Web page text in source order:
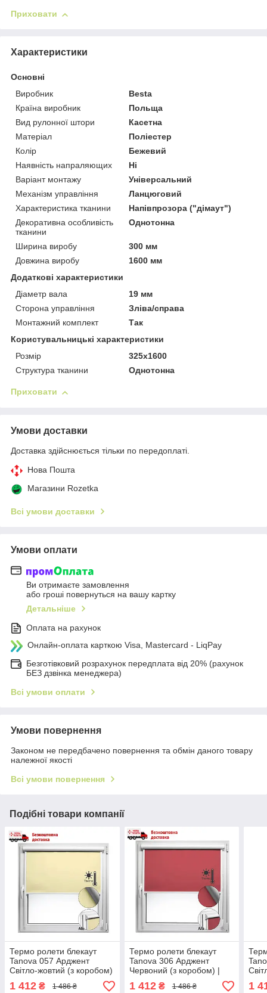
Приховати
Характеристики
Основні
Виробник
Besta
Країна виробник
Польща
Вид рулонної штори
Касетна
Матеріал
Поліестер
Колір
Бежевий
Наявність напраляющих
Ні
Варіант монтажу
Універсальний
Механізм управління
Ланцюговий
Характеристика тканини
Напівпрозора ("дімаут")
Декоративна особливість
тканини
Однотонна
Ширина виробу
300 мм
Довжина виробу
1600 мм
Додаткові характеристики
Діаметр вала
19 мм
Сторона управління
Зліва/справа
Монтажний комплект
Так
Користувальницькі характеристики
Розмір
325х1600
Структура тканини
Однотонна
Приховати
Умови доставки
Доставка здійснюється тільки по передоплаті.
Нова Пошта
Магазини Rozetka
Всі умови доставки
Умови оплати
Ви отримаєте замовлення
або гроші повернуться на вашу картку
Детальніше
Оплата на рахунок
Онлайн-оплата карткою Visa, Mastercard - LiqPay
Безготівковий розрахунок передплата від 20% (рахунок
БЕЗ дзвінка менеджера)
Всі умови оплати
Умови повернення
Законом не передбачено повернення та обмін даного товару
належної якості
Всі умови повернення
Подібні товари компанії
Термо ролети блекаут
Tanova 057 Арджент
Світло-жовтий (з коробом)
| рулонні штори блекаут
1 412 ₴ 1 486 ₴
Термо ролети блекаут
Tanova 306 Арджент
Червоний (з коробом) |
рулонні штори блекаут
1 412₴ 1 486 ₴ 1